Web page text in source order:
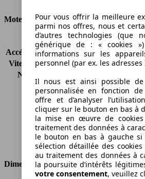
Moteur et Puissance
KW (CH)
70 kW (95
Accélération (0-100 km/h)
Vitesse maximale (km/h)
Nombre de vitesses
Couple
Cylindrée
1248 ccm
Carburant
Diesel
Cylindres
4
Transmission
Boîte
Type de traction
Traction avant
Dimensions
Pour vous offrir la meilleure
parmi nos offres, nous et
d’autres technologies (que
générique de : « cookies
informations sur les
personnel (par ex. les adresses
Il nous est ainsi possible
personnalisée en fonction
offre et d’analyser
cliquer sur le bouton en bas à
la mise en œuvre de
traitement des données à
le bouton en bas à gauche
sélection détaillée des
au traitement des données à
la poursuite d’intérêts
votre consentement, veuillez